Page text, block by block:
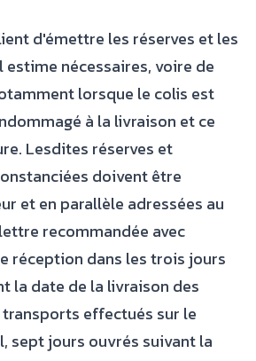
d'émettre les réserves et les
nécessaires, voire de
lorsque le colis est
à la livraison et ce
Lesdites réserves et
doivent être
et en parallèle adressées au
recommandée avec
réception dans les trois jours
la date de la livraison des
effectués sur le
sept jours ouvrés suivant la